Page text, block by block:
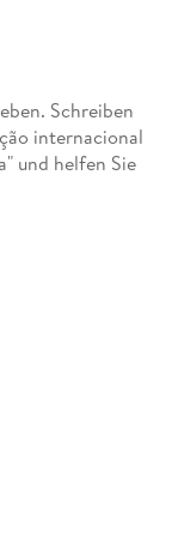
Schreiben
internacional
und helfen Sie